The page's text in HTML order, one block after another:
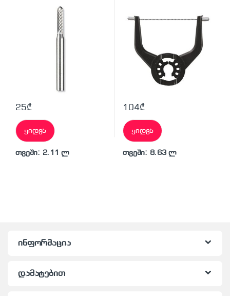
25₾
ყიდვა
თვეში: 2.11 ლ
104₾
ყიდვა
თვეში: 8.63 ლ
ინფორმაცია
დამატებით